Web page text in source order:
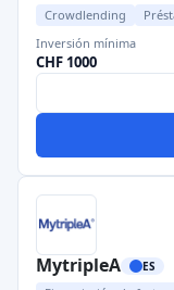
Crowdlending
Inversión mínima
CHF 1000
MytripleA ES